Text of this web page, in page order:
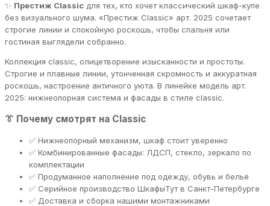
✨ Престиж Classic для тех, кто хочет классический шкаф-купе
без визуального шума. «Престиж Classic» арт. 2025 сочетает
строгие линии и спокойную роскошь, чтобы спальня или
гостиная выглядели собранно.
Коллекция classic, олицетворение изысканности и простоты.
Строгие и плавные линии, утонченная скромность и аккуратная
роскошь, настроение античного уюта. В линейке модель арт.
2025: нижнеопорная система и фасады в стиле classic.
👔 Почему смотрят на Classic
✅ Нижнеопорный механизм, шкаф стоит уверенно
✅ Комбинированные фасады: ЛДСП, стекло, зеркало по
комплектации
✅ Продуманное наполнение под одежду, обувь и бельё
✅ Серийное производство ШкафыТут в Санкт-Петербурге
✅ Доставка и сборка нашими монтажниками